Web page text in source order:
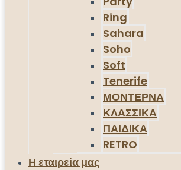
Ring
Sahara
Soho
Soft
Tenerife
ΜΟΝΤΕΡΝΑ
ΚΛΑΣΣΙΚΑ
ΠΑΙΔΙΚΑ
RETRO
Η εταιρεία μας